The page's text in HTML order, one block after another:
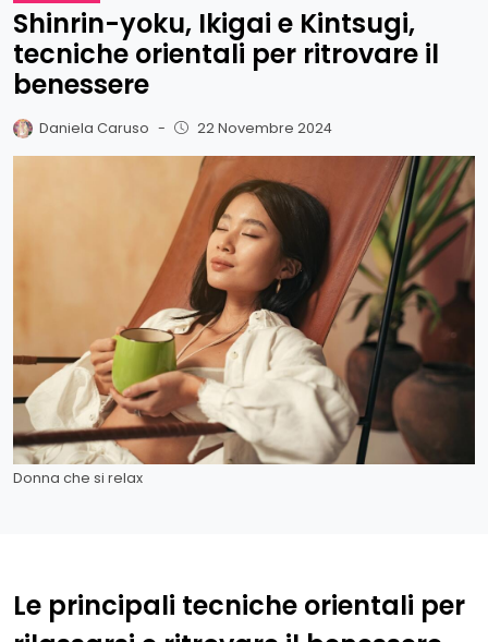
Shinrin-yoku, Ikigai e Kintsugi,
tecniche orientali per ritrovare il
benessere
Daniela Caruso - 22 Novembre 2024
Donna che si relax
Le principali tecniche orientali per